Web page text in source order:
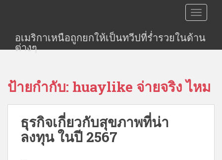
t
อเมริกาเหนือถูกยกให้เป็นทวีปที่ร่ำรวยในด้าน
ต่างๆ
ป้ายกำกับ: huaylike จ่ายจริง ไหม
ธุรกิจเกี่ยวกับสุขภาพที่น่า
ลงทุน ในปี 2567